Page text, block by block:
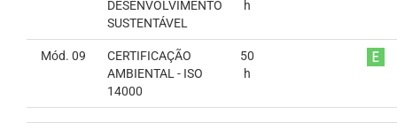
DESENVOLVIMENTO
SUSTENTÁVEL
h
Mód. 09
CERTIFICAÇÃO
AMBIENTAL - ISO
14000
50
h